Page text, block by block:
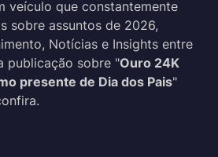
veículo que constantemente
sobre assuntos de 2026,
Notícias e Insights entre
publicação sobre "Ouro 24K
presente de Dia dos Pais"